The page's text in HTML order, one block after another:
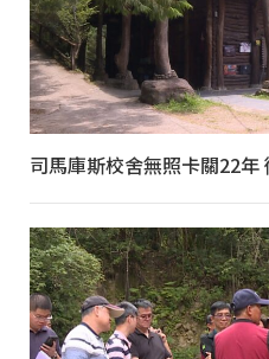
司馬庫斯校舍無照卡關22年